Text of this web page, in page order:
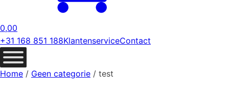
0,00
+31 168 851 188KlantenserviceContact
Home / Geen categorie / test